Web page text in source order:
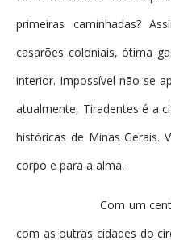
primeiras caminhadas?
casarões coloniais, ótima
interior. Impossível não se
atualmente, Tiradentes é a
históricas de Minas Gerais.
corpo e para a alma.
Com um centro
com as outras cidades do